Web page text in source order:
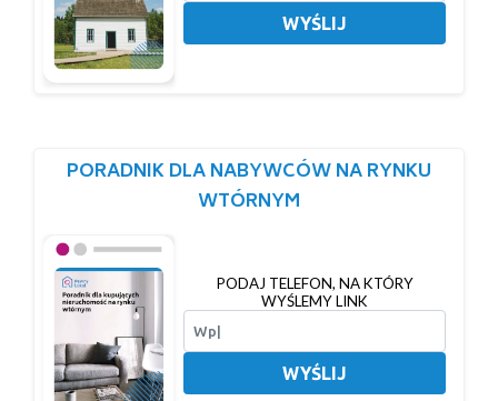
WYŚLIJ
PORADNIK DLA NABYWCÓW NA RYNKU
WTÓRNYM
PODAJ TELEFON, NA KTÓRY
WYŚLEMY LINK
WYŚLIJ